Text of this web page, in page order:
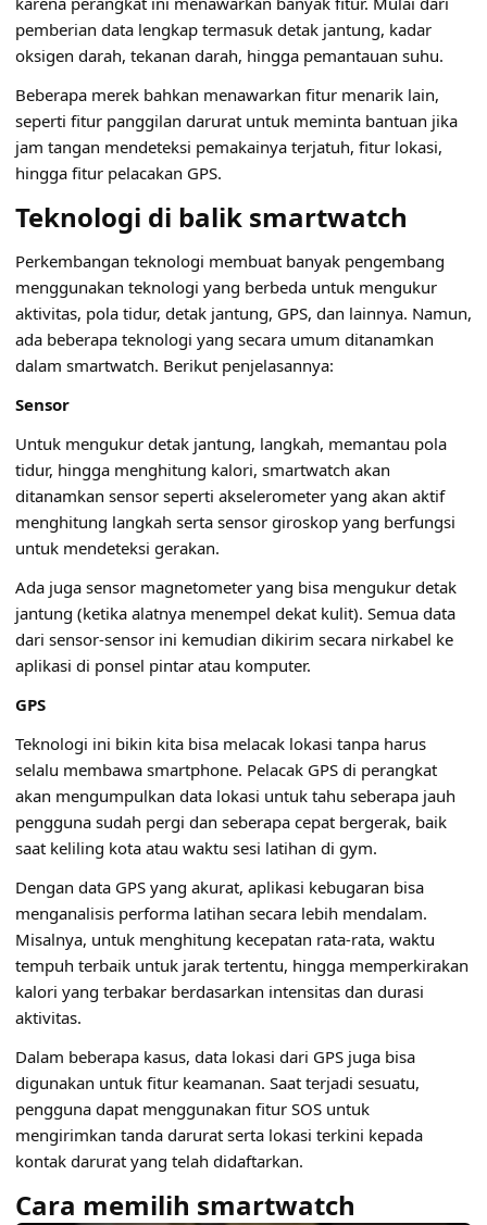
pemberian data lengkap termasuk detak jantung, kadar
oksigen darah, tekanan darah, hingga pemantauan suhu.
Beberapa merek bahkan menawarkan fitur menarik lain,
seperti fitur panggilan darurat untuk meminta bantuan jika
jam tangan mendeteksi pemakainya terjatuh, fitur lokasi,
hingga fitur pelacakan GPS.
Teknologi di balik smartwatch
Perkembangan teknologi membuat banyak pengembang
menggunakan teknologi yang berbeda untuk mengukur
aktivitas, pola tidur, detak jantung, GPS, dan lainnya. Namun,
ada beberapa teknologi yang secara umum ditanamkan
dalam smartwatch. Berikut penjelasannya:
Sensor
Untuk mengukur detak jantung, langkah, memantau pola
tidur, hingga menghitung kalori, smartwatch akan
ditanamkan sensor seperti akselerometer yang akan aktif
menghitung langkah serta sensor giroskop yang berfungsi
untuk mendeteksi gerakan.
Ada juga sensor magnetometer yang bisa mengukur detak
jantung (ketika alatnya menempel dekat kulit). Semua data
dari sensor-sensor ini kemudian dikirim secara nirkabel ke
aplikasi di ponsel pintar atau komputer.
GPS
Teknologi ini bikin kita bisa melacak lokasi tanpa harus
selalu membawa smartphone. Pelacak GPS di perangkat
akan mengumpulkan data lokasi untuk tahu seberapa jauh
pengguna sudah pergi dan seberapa cepat bergerak, baik
saat keliling kota atau waktu sesi latihan di gym.
Dengan data GPS yang akurat, aplikasi kebugaran bisa
menganalisis performa latihan secara lebih mendalam.
Misalnya, untuk menghitung kecepatan rata-rata, waktu
tempuh terbaik untuk jarak tertentu, hingga memperkirakan
kalori yang terbakar berdasarkan intensitas dan durasi
aktivitas.
Dalam beberapa kasus, data lokasi dari GPS juga bisa
digunakan untuk fitur keamanan. Saat terjadi sesuatu,
pengguna dapat menggunakan fitur SOS untuk
mengirimkan tanda darurat serta lokasi terkini kepada
kontak darurat yang telah didaftarkan.
Cara memilih smartwatch